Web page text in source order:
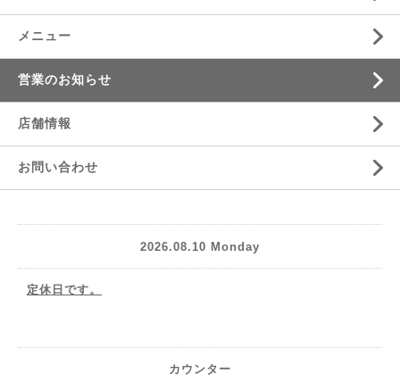
メニュー
営業のお知らせ
店舗情報
お問い合わせ
2026.08.10 Monday
定休日です。
カウンター